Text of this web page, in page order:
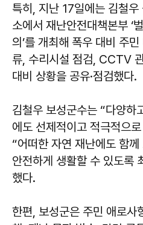
특히, 지난 17일에는 김철
소에서 재난안전대책본부 ‘
의’를 개최해 폭우 대비 주
류, 수리시설 점검, CCTV
대비 상황을 공유·점검했다.
김철우 보성군수는 “다양하
에도 선제적이고 적극적으
“어떠한 자연 재난에도 함께
안전하게 생활할 수 있도록
했다.
한편, 보성군은 주민 애로사